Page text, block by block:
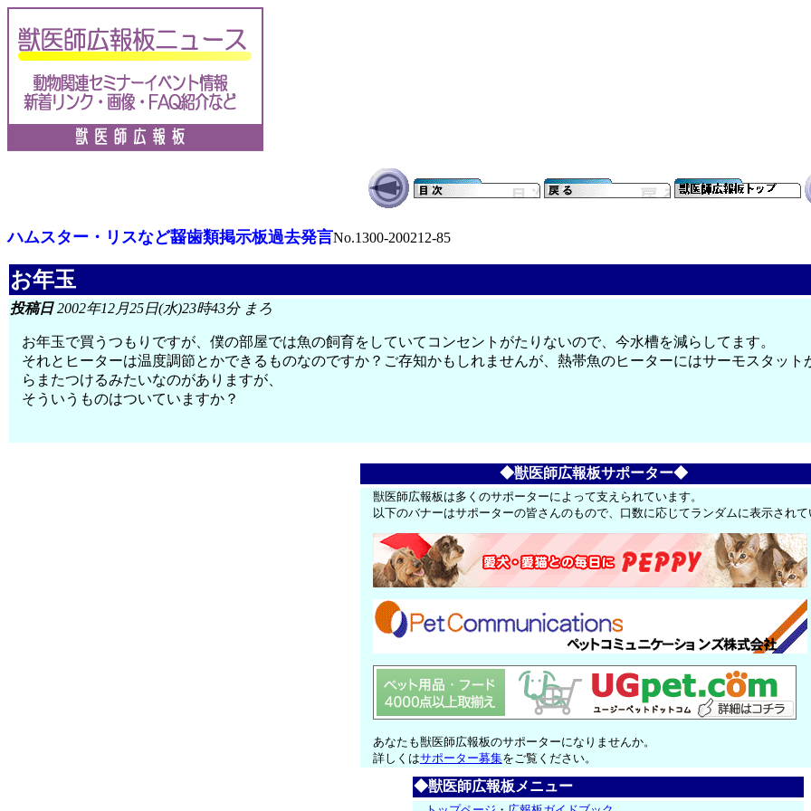
ハムスター・リスなど齧歯類掲示板過去発言No.1300-200212-85
お年玉
投稿日2002年12月25日(水)23時43分 まろ
お年玉で買うつもりですが、僕の部屋では魚の飼育をしていてコンセントがたりないので、今水槽を減らしてます。
それとヒーターは温度調節とかできるものなのですか？ご存知かもしれませんが、熱帯魚のヒーターにはサーモスタッ
らまたつけるみたいなのがありますが、
そういうものはついていますか？
◆獣医師広報板サポーター◆
獣医師広報板は多くのサポーターによって支えられています。
以下のバナーはサポーターの皆さんのもので、口数に応じてランダムに表示され
あなたも獣医師広報板のサポーターになりませんか。
詳しくはサポーター募集をご覧ください。
◆獣医師広報板メニュー